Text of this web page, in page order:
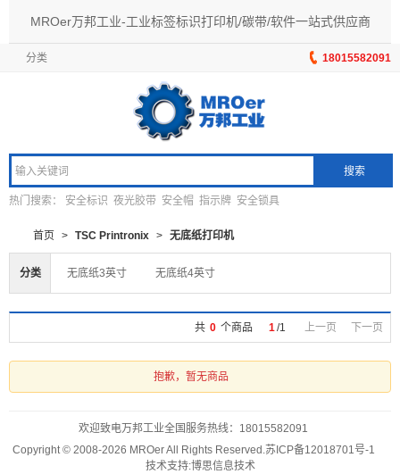
MROer万邦工业-工业标签标识打印机/碳带/软件一站式供应商
18015582091
分类
搜索
热门搜索： 安全标识 夜光胶带 安全帽 指示牌 安全锁具
首页 > TSC Printronix > 无底纸打印机
分类 无底纸3英寸 无底纸4英寸
共 0 个商品 1 /1 上一页 下一页
抱歉，暂无商品
欢迎致电万邦工业全国服务热线： 18015582091
Copyright © 2008-2026 MROer All Rights Reserved. 苏ICP备12018701号-1
技术支持:博思信息技术